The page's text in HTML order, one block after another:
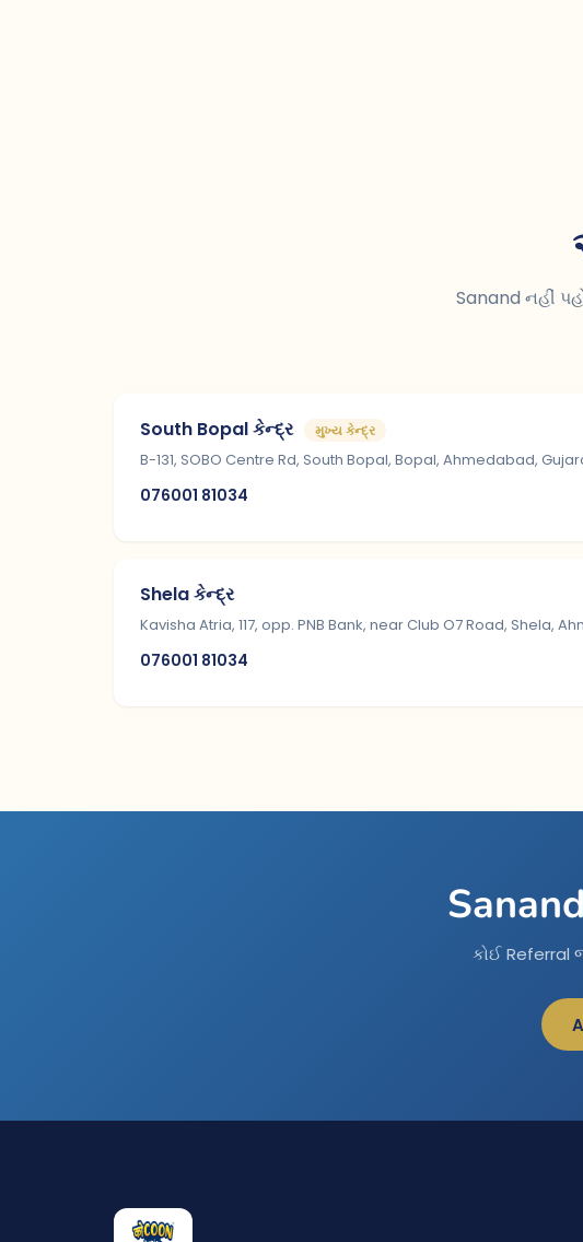
Sanand નહીં
South Bopal કેન્દ્ર મુખ્ય કેન્દ્ર
B-131, SOBO Centre Rd, South Bopal, Bopal, Ahmedabad,
076001 81034
Shela કેન્દ્ર
Kavisha Atria, 117, opp. PNB Bank, near Club O7 Road, Shela,
076001 81034
કોઈ Referral